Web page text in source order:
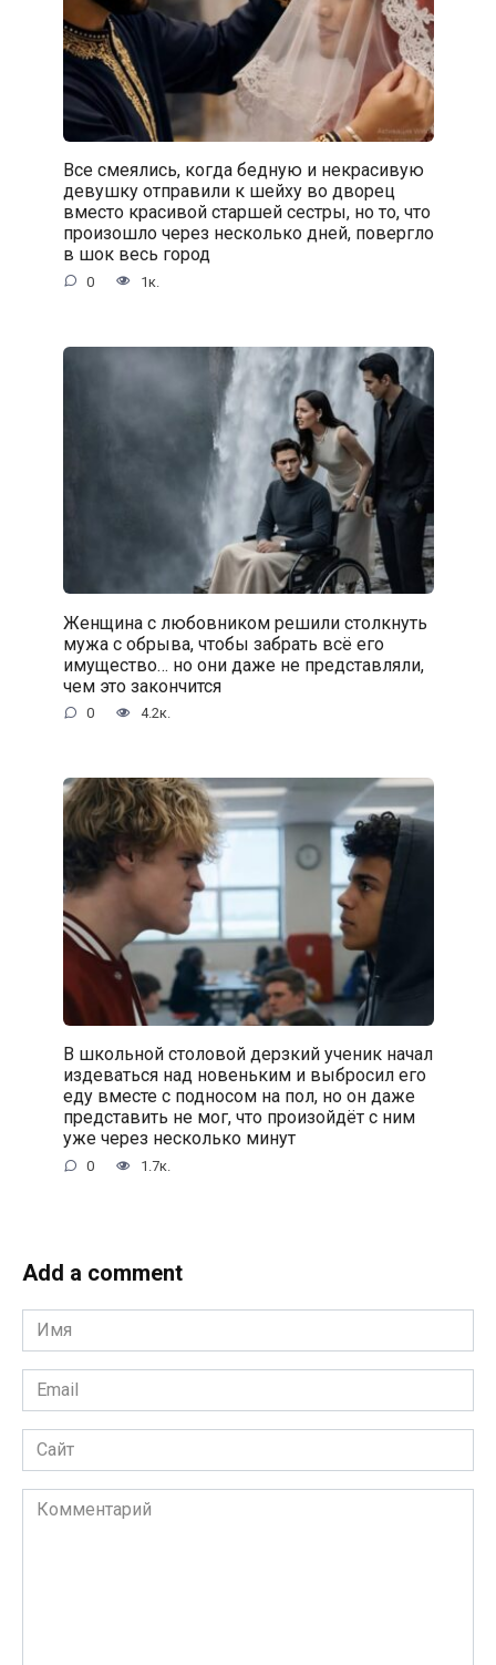
Все смеялись, когда бедную и некрасивую
девушку отправили к шейху во дворец
вместо красивой старшей сестры, но то, что
произошло через несколько дней, повергло
в шок весь город
0 1к.
Женщина с любовником решили столкнуть
мужа с обрыва, чтобы забрать всё его
имущество… но они даже не представляли,
чем это закончится
0 4.2к.
В школьной столовой дерзкий ученик начал
издеваться над новеньким и выбросил его
еду вместе с подносом на пол, но он даже
представить не мог, что произойдёт с ним
уже через несколько минут
0 1.7к.
Add a comment
Имя
*
Email
*
Сайт
Комментарий